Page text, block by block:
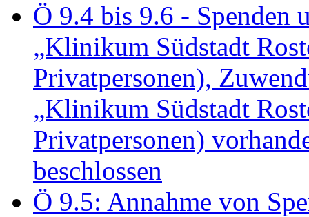
Ö 9.4 bis 9.6 -
„Klinikum Südstadt
Privatpersonen),
„Klinikum Südstadt
Privatpersonen)
beschlossen
Ö 9.5: Annahme von